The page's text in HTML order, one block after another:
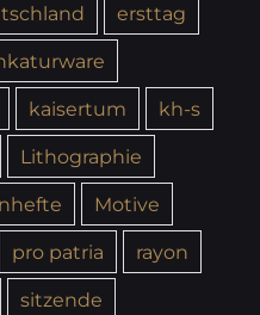
ersttag
kaisertum
kh-s
Lithographie
Motive
pro patria
rayon
sitzende